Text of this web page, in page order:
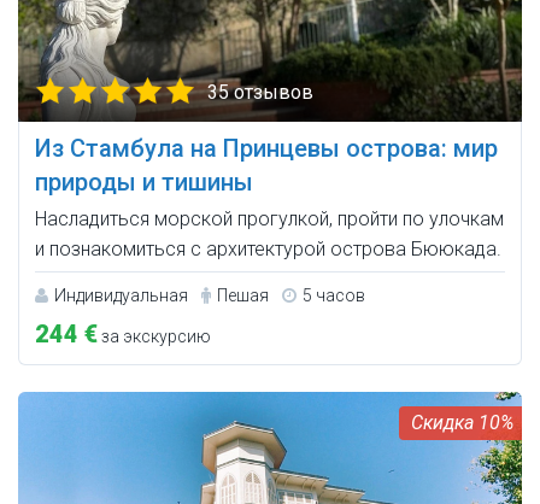
35 отзывов
Из Стамбула на Принцевы острова: мир
природы и тишины
Насладиться морской прогулкой, пройти по улочкам
и познакомиться с архитектурой острова Бююкада.
Индивидуальная Пешая 5 часов
244 €за экскурсию
10%